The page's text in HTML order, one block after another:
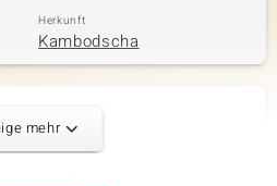
Herkunft
Kambodscha
2 à 5 mm
mehr